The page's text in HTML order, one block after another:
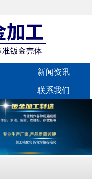
新闻资讯
联系我们